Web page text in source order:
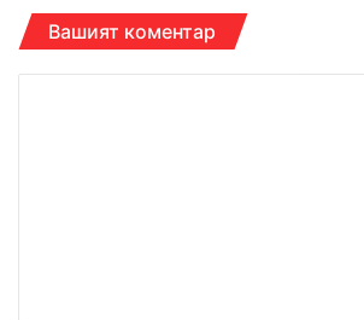
Вашият коментар